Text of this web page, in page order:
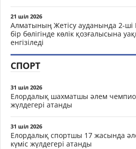
21 шіл 2026
Алматының Жетісу ауданында 2-ші
бір бөлігінде көлік қозғалысына
енгізіледі
СПОРТ
31 шіл 2026
Елордалық шахматшы әлем
жүлдегері атанды
31 шіл 2026
Елордалық спортшы 17 жасында
күміс жүлдегері атанды